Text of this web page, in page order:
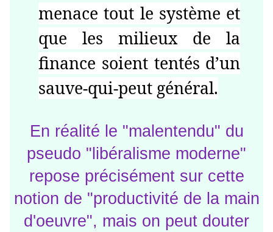
menace tout le système et
que les milieux de la
finance soient tentés d’un
sauve-qui-peut général.
En réalité le "malentendu" du
pseudo "libéralisme moderne"
repose précisément sur cette
notion de "productivité de la main
d'oeuvre", mais on peut douter